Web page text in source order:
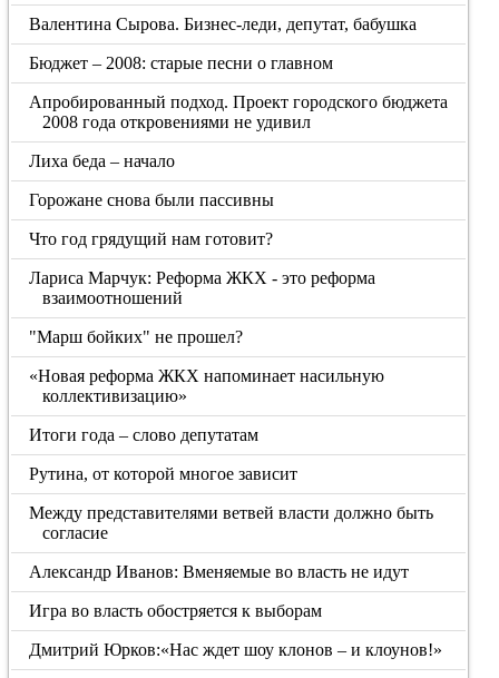
Валентина Сырова. Бизнес-леди, депутат, бабушка
Бюджет – 2008: старые песни о главном
Апробированный подход. Проект городского бюджета
2008 года откровениями не удивил
Лиха беда – начало
Горожане снова были пассивны
Что год грядущий нам готовит?
Лариса Марчук: Реформа ЖКХ - это реформа
взаимоотношений
"Марш бойких" не прошел?
«Новая реформа ЖКХ напоминает насильную
коллективизацию»
Итоги года – слово депутатам
Рутина, от которой многое зависит
Между представителями ветвей власти должно быть
согласие
Александр Иванов: Вменяемые во власть не идут
Игра во власть обостряется к выборам
Дмитрий Юрков:«Нас ждет шоу клонов – и клоунов!»